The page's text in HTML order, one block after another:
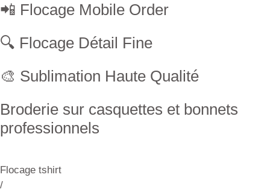
📲 Flocage Mobile Order
🔍 Flocage Détail Fine
🎨 Sublimation Haute Qualité
Broderie sur casquettes et bonnets
professionnels
Flocage tshirt
/